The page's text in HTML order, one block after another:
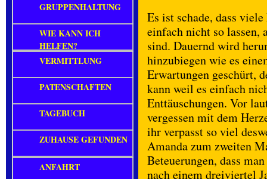
Es ist schade, dass
einfach nicht so lassen,
sind. Dauernd wird
hinzubiegen wie es
Erwartungen geschürt,
kann weil es einfach
Enttäuschungen. Vor
vergessen mit dem
ihr verpasst so viel
Amanda zum zweiten
Beteuerungen, dass
nach einem dreiviertel
GRUPPENHALTUNG
WIE KANN ICH
HELFEN?
VERMITTLUNG
PATENSCHAFTEN
TAGEBUCH
ZUHAUSE GEFUNDEN
ANFAHRT